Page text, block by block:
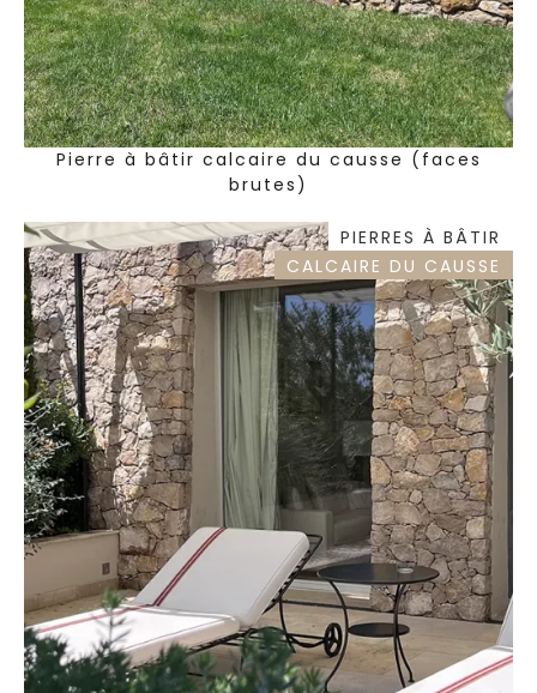
Pierre à bâtir calcaire du causse (faces
brutes)
PIERRES À BÂTIR
CALCAIRE DU CAUSSE